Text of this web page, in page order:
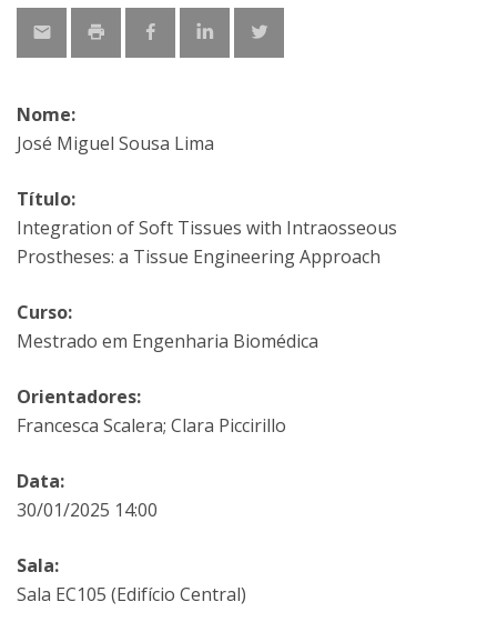
Nome:
José Miguel Sousa Lima
Título:
Integration of Soft Tissues with Intraosseous
Prostheses: a Tissue Engineering Approach
Curso:
Mestrado em Engenharia Biomédica
Orientadores:
Francesca Scalera; Clara Piccirillo
Data:
30/01/2025 14:00
Sala:
Sala EC105 (Edifício Central)